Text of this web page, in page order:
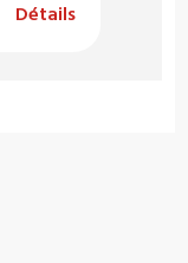
Détails